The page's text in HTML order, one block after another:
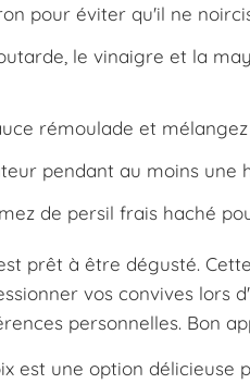
pour éviter qu'il ne
le vinaigre et la
rémoulade et
pendant au moins une
de persil frais haché
prêt à être dégusté.
vos convives lors
personnelles. Bon
est une option